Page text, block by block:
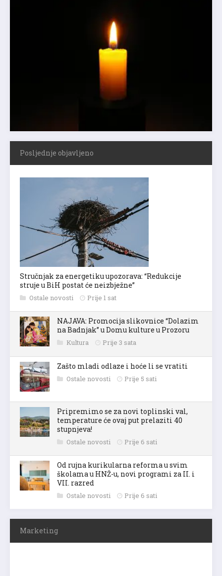
Posljednje objavljeno
Stručnjak za energetiku upozorava: “Redukcije
struje u BiH postat će neizbježne”
Ostale novosti Prije 1 sat
NAJAVA: Promocija slikovnice “Dolazim
na Badnjak” u Domu kulture u Prozoru
Kultura Prije 3 sata
Zašto mladi odlaze i hoće li se vratiti
Ostale novosti Prije 5 sati
Pripremimo se za novi toplinski val,
temperature će ovaj put prelaziti 40
stupnjeva!
Ostale novosti Prije 6 sati
Od rujna kurikularna reforma u svim
školama u HNŽ-u, novi programi za II. i
VII. razred
Ostale novosti Prije 6 sati
Marketing